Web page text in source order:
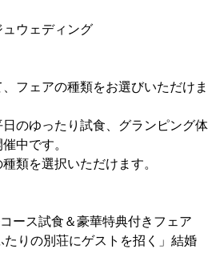
ウェディング
フェアの種類をお選びいただけま
のゆったり試食、グランピング体
中です。
類を選択いただけます。
ース試食＆豪華特典付きフェア
りの別荘にゲストを招く」結婚